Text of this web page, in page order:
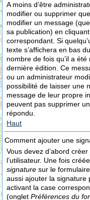
A moins d’être
modifier ou supprimer
modifier un message
sa publication) en
correspondant. Si
texte s’affichera en bas
nombre de fois qu’il a
dernière édition. Ce
ou un administrateur
possibilité de laisser une
message de leur propre
peuvent pas supprimer
répondu.
Haut
Comment ajouter une
Vous devez d’abord
l’utilisateur. Une fois
signature sur le
aussi ajouter la signature
activant la case
(onglet Préférences du